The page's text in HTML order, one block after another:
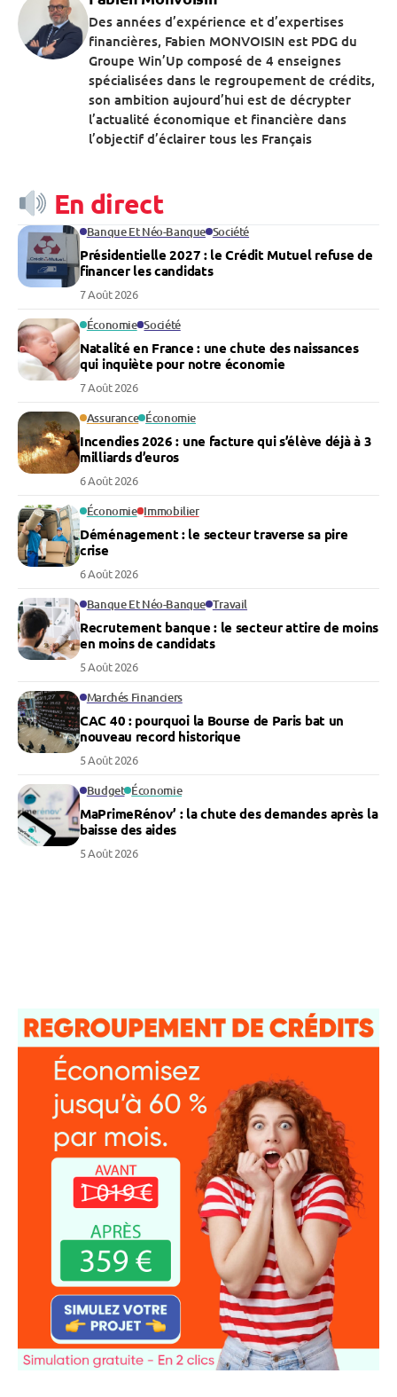
Des années d’expérience et d’expertises
financières, Fabien MONVOISIN est PDG du
Groupe Win’Up composé de 4 enseignes
spécialisées dans le regroupement de crédits,
son ambition aujourd’hui est de décrypter
l’actualité économique et financière dans
l’objectif d’éclairer tous les Français
En direct
Banque Et Néo-Banque Société
Présidentielle 2027 : le Crédit Mutuel refuse de
financer les candidats
7 Août 2026
Économie Société
Natalité en France : une chute des naissances
qui inquiète pour notre économie
7 Août 2026
Assurance Économie
Incendies 2026 : une facture qui s’élève déjà à 3
milliards d’euros
6 Août 2026
Économie Immobilier
Déménagement : le secteur traverse sa pire
crise
6 Août 2026
Banque Et Néo-Banque Travail
Recrutement banque : le secteur attire de moins
en moins de candidats
5 Août 2026
Marchés Financiers
CAC 40 : pourquoi la Bourse de Paris bat un
nouveau record historique
5 Août 2026
Budget Économie
MaPrimeRénov’ : la chute des demandes après la
baisse des aides
5 Août 2026